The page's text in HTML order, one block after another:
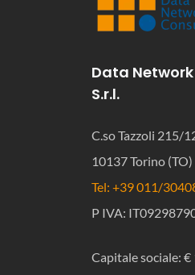
Data
S.r.l.
C.so Tazzoli 215/
10137 Torino
Tel: +39 011/
P IVA:
Capitale sociale: €